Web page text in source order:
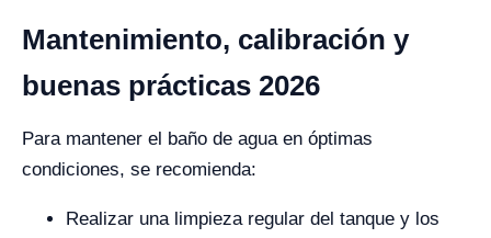
Mantenimiento, calibración y
buenas prácticas 2026
Para mantener el baño de agua en óptimas
condiciones, se recomienda:
Realizar una limpieza regular del tanque y los